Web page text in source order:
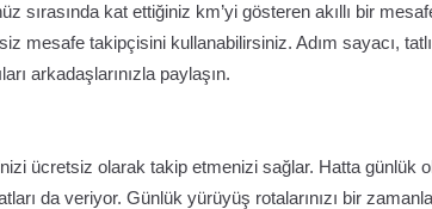
sırasında kat ettiğiniz km’yi gösteren akıllı bir
mesafe takipçisini kullanabilirsiniz. Adım sayacı, tatlı
arkadaşlarınızla paylaşın.
ücretsiz olarak takip etmenizi sağlar. Hatta günlük
da veriyor. Günlük yürüyüş rotalarınızı bir